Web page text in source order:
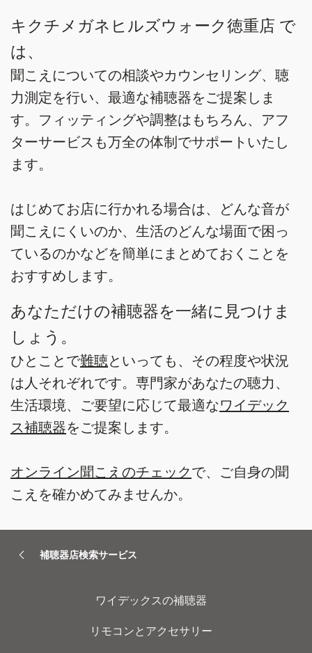
キクチメガネヒルズウォーク徳重店 で
は、
聞こえについての相談やカウンセリング、聴
力測定を行い、最適な補聴器をご提案しま
す。フィッティングや調整はもちろん、アフ
ターサービスも万全の体制でサポートいたし
ます。
はじめてお店に行かれる場合は、どんな音が
聞こえにくいのか、生活のどんな場面で困っ
ているのかなどを簡単にまとめておくことを
おすすめします。
あなただけの補聴器を一緒に見つけま
しょう。
ひとことで難聴といっても、その程度や状況
は人それぞれです。専門家があなたの聴力、
生活環境、ご要望に応じて最適なワイデック
ス補聴器をご提案します。
オンライン聞こえのチェックで、ご自身の聞
こえを確かめてみませんか。
補聴器店検索サービス
ワイデックスの補聴器
リモコンとアクセサリー